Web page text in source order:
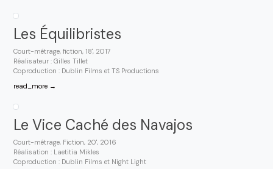
Les Équilibristes
Court-métrage, fiction, 18', 2017
Réalisateur : Gilles Tillet
Coproduction : Dublin Films et TS Productions
read_more →
Le Vice Caché des Navajos
Court-métrage, Fiction, 20', 2016
Réalisation : Laetitia Mikles
Coproduction : Dublin Films et Night Light